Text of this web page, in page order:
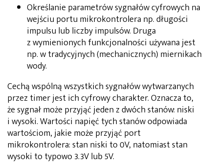
Określanie parametrów sygnałów cyfrowych na
wejściu portu mikrokontrolera np. długości
impulsu lub liczby impulsów. Druga
z wymienionych funkcjonalności używana jest
np. w tradycyjnych (mechanicznych) miernikach
wody.
Cechą wspólną wszystkich sygnałów wytwarzanych
przez timer jest ich cyfrowy charakter. Oznacza to,
że sygnał może przyjąć jeden z dwóch stanów: niski
i wysoki. Wartości napięć tych stanów odpowiada
wartościom, jakie może przyjąć port
mikrokontrolera: stan niski to 0V, natomiast stan
wysoki to typowo 3.3V lub 5V.